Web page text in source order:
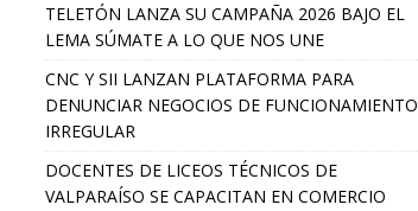
TELETÓN LANZA SU CAMPAÑA 2026 BAJO EL
LEMA SÚMATE A LO QUE NOS UNE
CNC Y SII LANZAN PLATAFORMA PARA
DENUNCIAR NEGOCIOS DE FUNCIONAMIENTO
IRREGULAR
DOCENTES DE LICEOS TÉCNICOS DE
VALPARAÍSO SE CAPACITAN EN COMERCIO